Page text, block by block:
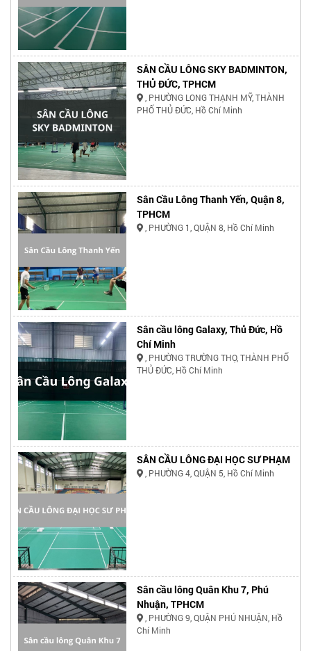
SÂN CẦU LÔNG SKY BADMINTON,
THỦ ĐỨC, TPHCM
, PHƯỜNG LONG THẠNH MỸ, THÀNH
PHỐ THỦ ĐỨC, Hồ Chí Minh
Sân Cầu Lông Thanh Yến, Quận 8,
TPHCM
, PHƯỜNG 1, QUẬN 8, Hồ Chí Minh
Sân cầu lông Galaxy, Thủ Đức, Hồ
Chí Minh
, PHƯỜNG TRƯỜNG THỌ, THÀNH PHỐ
THỦ ĐỨC, Hồ Chí Minh
SÂN CẦU LÔNG ĐẠI HỌC SƯ PHẠM
, PHƯỜNG 4, QUẬN 5, Hồ Chí Minh
Sân cầu lông Quân Khu 7, Phú
Nhuận, TPHCM
, PHƯỜNG 9, QUẬN PHÚ NHUẬN, Hồ
Chí Minh